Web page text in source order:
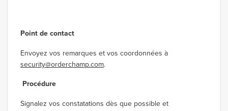
Point de contact
Envoyez vos remarques et vos coordonnées à
security@orderchamp.com.
Procédure
Signalez vos constatations dès que possible et